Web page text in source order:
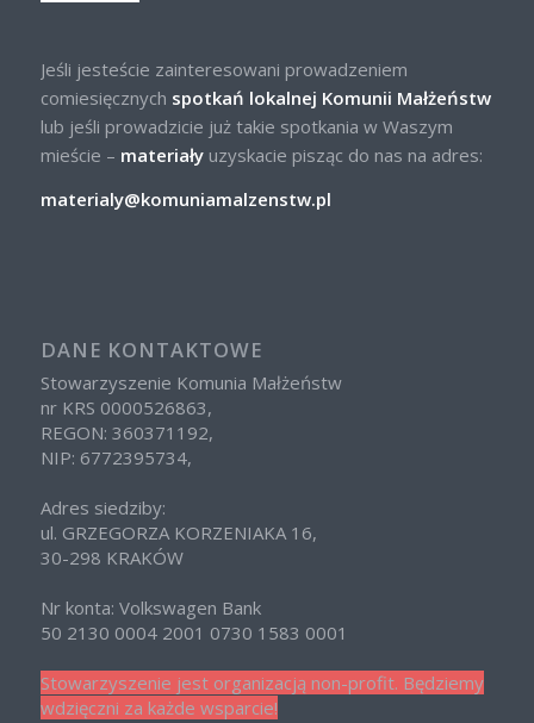
Jeśli jesteście zainteresowani prowadzeniem
comiesięcznych spotkań lokalnej Komunii Małżeństw
lub jeśli prowadzicie już takie spotkania w Waszym
mieście – materiałyuzyskacie pisząc do nas na adres:
materialy@komuniamalzenstw.pl
DANE KONTAKTOWE
Stowarzyszenie Komunia Małżeństw
nr KRS 0000526863,
REGON: 360371192,
NIP: 6772395734,
Adres siedziby:
ul. GRZEGORZA KORZENIAKA 16,
30-298 KRAKÓW
Nr konta: Volkswagen Bank
50 2130 0004 2001 0730 1583 0001
Stowarzyszenie jest organizacją non-profit. Będziemy
wdzięczni za każde wsparcie!